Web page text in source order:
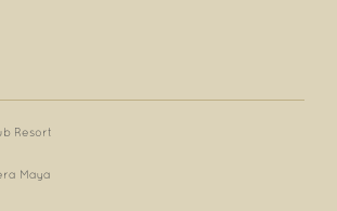
Resort
Maya